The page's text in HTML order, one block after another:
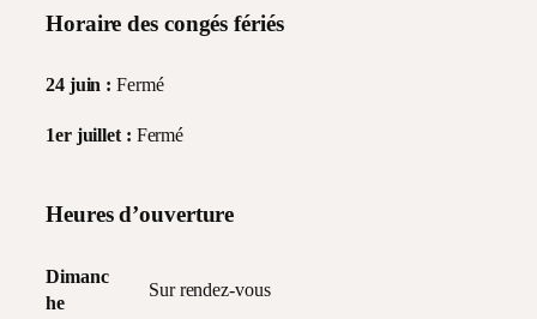
Horaire des congés fériés
24 juin : Fermé
1er juillet : Fermé
Heures d’ouverture
Dimanc
he
Sur rendez-vous